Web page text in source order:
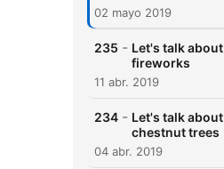
02 mayo 2019
235 - Let's talk
fireworks
11 abr. 2019
234 - Let's talk
chestnut trees
04 abr. 2019